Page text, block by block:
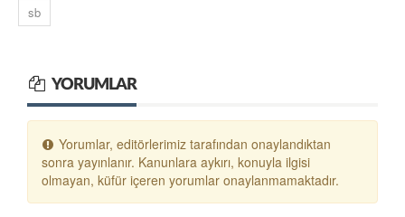
sb
YORUMLAR
Yorumlar, editörlerimiz tarafından onaylandıktan
sonra yayınlanır. Kanunlara aykırı, konuyla ilgisi
olmayan, küfür içeren yorumlar onaylanmamaktadır.